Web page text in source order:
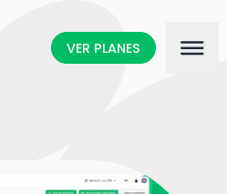
VER PLANES